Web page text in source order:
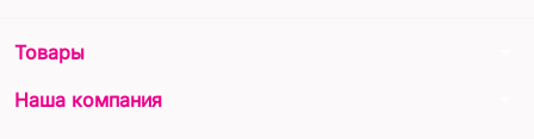
Товары
Наша компания